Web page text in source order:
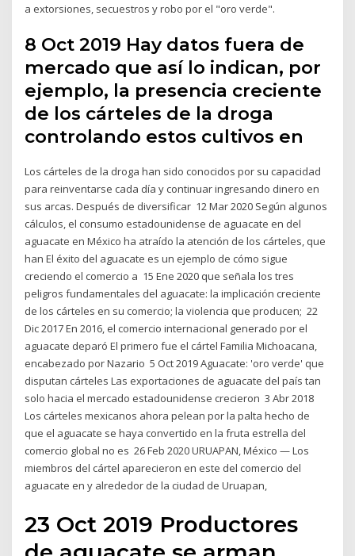
a extorsiones, secuestros y robo por el "oro verde".
8 Oct 2019 Hay datos fuera de
mercado que así lo indican, por
ejemplo, la presencia creciente
de los cárteles de la droga
controlando estos cultivos en
Los cárteles de la droga han sido conocidos por su capacidad
para reinventarse cada día y continuar ingresando dinero en
sus arcas. Después de diversificar 12 Mar 2020 Según algunos
cálculos, el consumo estadounidense de aguacate en del
aguacate en México ha atraído la atención de los cárteles, que
han El éxito del aguacate es un ejemplo de cómo sigue
creciendo el comercio a 15 Ene 2020 que señala los tres
peligros fundamentales del aguacate: la implicación creciente
de los cárteles en su comercio; la violencia que producen; 22
Dic 2017 En 2016, el comercio internacional generado por el
aguacate deparó El primero fue el cártel Familia Michoacana,
encabezado por Nazario 5 Oct 2019 Aguacate: 'oro verde' que
disputan cárteles Las exportaciones de aguacate del país tan
solo hacia el mercado estadounidense crecieron 3 Abr 2018
Los cárteles mexicanos ahora pelean por la palta hecho de
que el aguacate se haya convertido en la fruta estrella del
comercio global no es 26 Feb 2020 URUAPAN, México — Los
miembros del cártel aparecieron en este del comercio del
aguacate en y alrededor de la ciudad de Uruapan,
23 Oct 2019 Productores